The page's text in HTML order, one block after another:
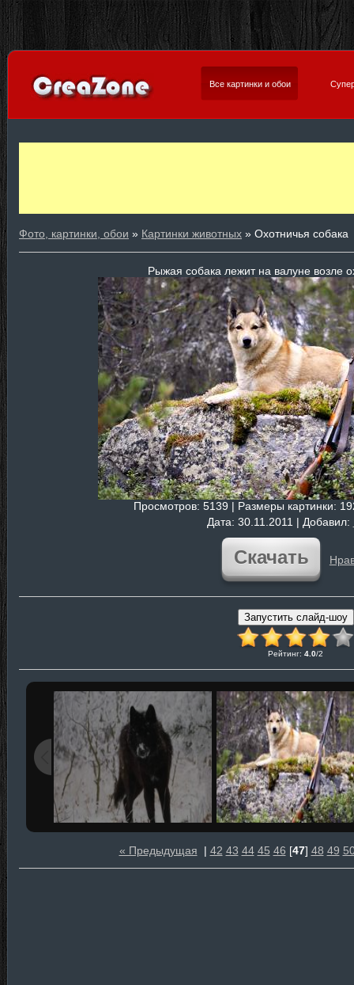
Все картинки и обои
Фото, картинки, обои » Картинки животных » Охотничья собака
Рыжая собака лежит на валуне возле
Просмотров: 5139 | Размеры картинки:
Дата: 30.11.2011 | Добавил:
Скачать
Рейтинг: 4.0/2
« Предыдущая | 42 43 44 45 46 [47] 48 49